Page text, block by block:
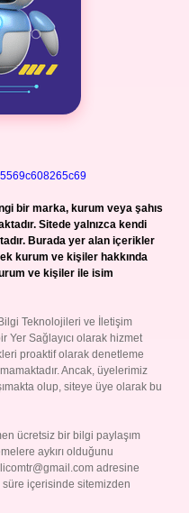
bir marka, kurum veya şahıs
Sitede yalnızca kendi
Burada yer alan içerikler
kurum ve kişiler hakkında
ve kişiler ile isim
Teknolojileri ve İletişim
Yer Sağlayıcı olarak hizmet
proaktif olarak denetleme
Ancak, üyelerimiz
olup, siteye üye olarak bu
ücretsiz bir bilgi paylaşım
aykırı olduğunu
adresine
içerisinde sitemizden